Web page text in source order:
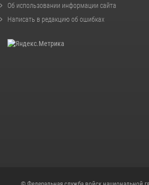
Об использовании информации сайта
Написать в редакцию об ошибках